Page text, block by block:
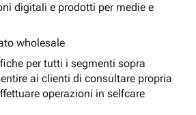
digitali e prodotti per medie e
wholesale
per tutti i segmenti sopra
ai clienti di consultare propria
operazioni in selfcare